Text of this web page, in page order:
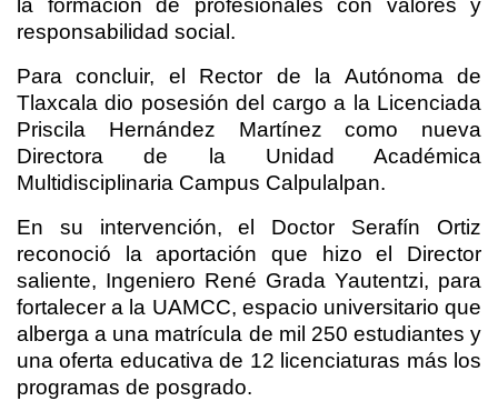
la formación de profesionales con valores y
responsabilidad social.
Para concluir, el Rector de la Autónoma de
Tlaxcala dio posesión del cargo a la Licenciada
Priscila Hernández Martínez como nueva
Directora de la Unidad Académica
Multidisciplinaria Campus Calpulalpan.
En su intervención, el Doctor Serafín Ortiz
reconoció la aportación que hizo el Director
saliente, Ingeniero René Grada Yautentzi, para
fortalecer a la UAMCC, espacio universitario que
alberga a una matrícula de mil 250 estudiantes y
una oferta educativa de 12 licenciaturas más los
programas de posgrado.